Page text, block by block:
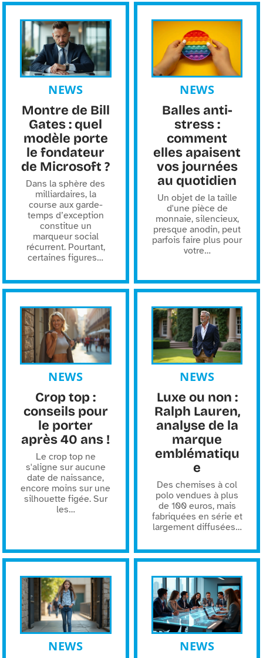
NEWS
Montre de Bill
Gates : quel
modèle porte
le fondateur
de Microsoft ?
Dans la sphère des
milliardaires, la
course aux garde-
temps d’exception
constitue un
marqueur social
récurrent. Pourtant,
certaines figures…
NEWS
Balles anti-
stress :
comment
elles apaisent
vos journées
au quotidien
Un objet de la taille
d'une pièce de
monnaie, silencieux,
presque anodin, peut
parfois faire plus pour
votre…
NEWS
Crop top :
conseils pour
le porter
après 40 ans !
Le crop top ne
s'aligne sur aucune
date de naissance,
encore moins sur une
silhouette figée. Sur
les…
NEWS
Luxe ou non :
Ralph Lauren,
analyse de la
marque
emblématiqu
e
Des chemises à col
polo vendues à plus
de 100 euros, mais
fabriquées en série et
largement diffusées…
NEWS NEWS